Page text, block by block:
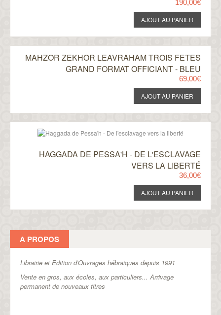
190,00€
MAHZOR ZEKHOR LEAVRAHAM TROIS FETES
GRAND FORMAT OFFICIANT - BLEU
69,00€
HAGGADA DE PESSA'H - DE L'ESCLAVAGE
VERS LA LIBERTÉ
36,00€
A PROPOS
Librairie et Edition d'Ouvrages hébraiques depuis 1991
Vente en gros, aux écoles, aux particuliers...Arrivage
permanent de nouveaux titres